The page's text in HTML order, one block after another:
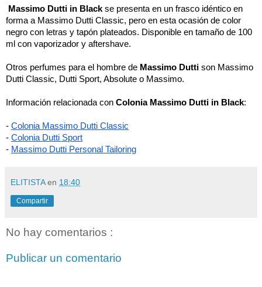
Massimo Dutti in Black se presenta en un frasco idéntico en
forma a Massimo Dutti Classic, pero en esta ocasión de color
negro con letras y tapón plateados. Disponible en tamaño de 100
ml con vaporizador y aftershave.
Otros perfumes para el hombre de Massimo Dutti son Massimo
Dutti Classic, Dutti Sport, Absolute o Massimo.
Información relacionada con Colonia Massimo Dutti in Black:
- Colonia Massimo Dutti Classic
- Colonia Dutti Sport
- Massimo Dutti Personal Tailoring
ELITISTAen 18:40
Compartir
No hay comentarios :
Publicar un comentario